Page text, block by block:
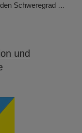
Schweregrad …
und